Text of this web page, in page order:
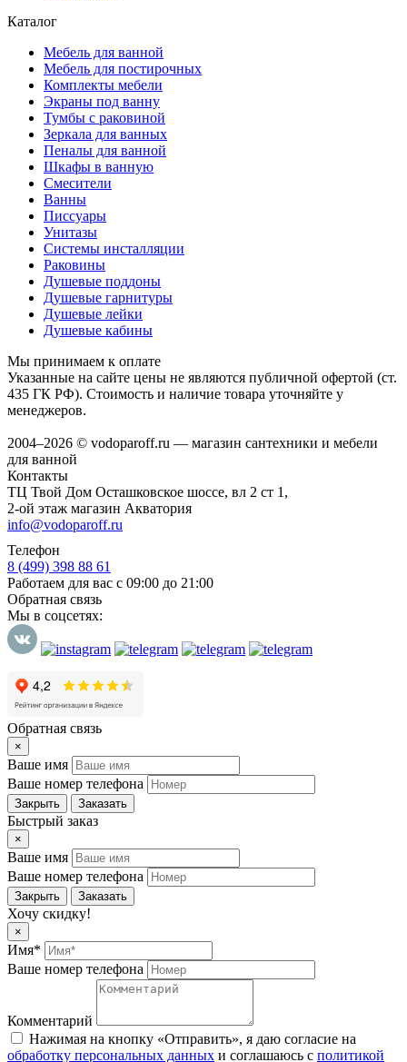
Каталог
Мебель для ванной
Мебель для постирочных
Комплекты мебели
Экраны под ванну
Тумбы с раковиной
Зеркала для ванных
Пеналы для ванной
Шкафы в ванную
Смесители
Ванны
Писсуары
Унитазы
Системы инсталляции
Раковины
Душевые поддоны
Душевые гарнитуры
Душевые лейки
Душевые кабины
Мы принимаем к оплате
Указанные на сайте цены не являются публичной офертой (ст.
435 ГК РФ). Стоимость и наличие товара уточняйте у
менеджеров.
2004–2026 © vodoparoff.ru — магазин сантехники и мебели
для ванной
Контакты
ТЦ Твой Дом Осташковское шоссе, вл 2 ст 1,
2-ой этаж магазин Акватория
info@vodoparoff.ru
Телефон
8 (499) 398 88 61
Работаем для вас с 09:00 до 21:00
Обратная связь
Мы в соцсетях:
Обратная связь
×
Ваше имя
Ваше номер телефона
Закрыть Заказать
Быстрый заказ
×
Ваше имя
Ваше номер телефона
Закрыть Заказать
Хочу скидку!
×
Имя*
Ваше номер телефона
Комментарий
Нажимая на кнопку «Отправить», я даю согласие на
обработку персональных данных и соглашаюсь c политикой